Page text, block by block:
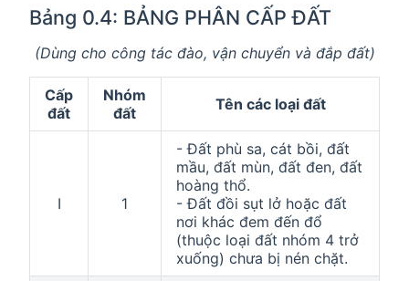
Bảng 0.4: BẢNG PHÂN CẤP ĐẤT
(Dùng cho công tác đào, vận chuyển và đắp đất)
Cấp
đất
Nhóm
đất
Tên các loại đất
I 1
- Đất phù sa, cát bồi, đất
mầu, đất mùn, đất đen, đất
hoàng thổ.
- Đất đồi sụt lở hoặc đất
nơi khác đem đến đổ
(thuộc loại đất nhóm 4 trở
xuống) chưa bị nén chặt.